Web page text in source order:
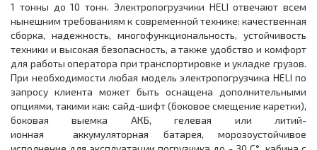
1 тонны до 10 тонн. Электропогрузчики HELI отвечают всем
нынешним требованиям к современной технике: качественная
сборка, надежность, многофункциональность, устойчивость
техники и высокая безопасность, а также удобство и комфорт
для работы оператора при транспортировке и укладке грузов.
При необходимости любая модель электропогрузчика HELI по
запросу клиента может быть оснащена дополнительными
опциями, такими как: сайд-шифт (боковое смещение каретки),
боковая выемка АКБ, гелевая или литий-
ионная аккумуляторная батарея, морозоустойчивое